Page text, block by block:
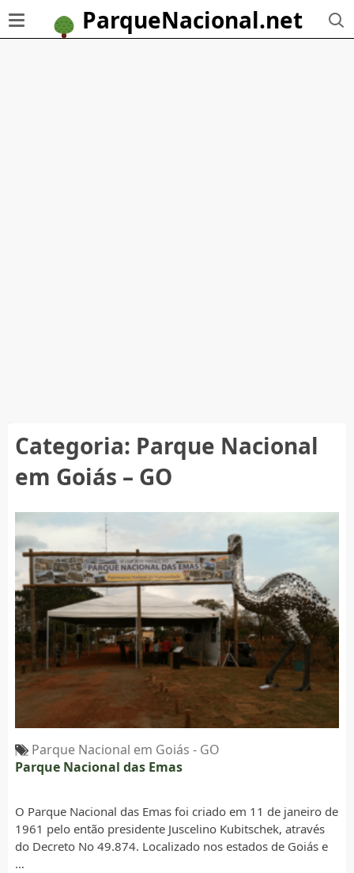
ParqueNacional.net
Categoria: Parque Nacional
em Goiás – GO
Parque Nacional em Goiás - GO
Parque Nacional das Emas
O Parque Nacional das Emas foi criado em 11 de janeiro de
1961 pelo então presidente Juscelino Kubitschek, através
do Decreto No 49.874. Localizado nos estados de Goiás e
…